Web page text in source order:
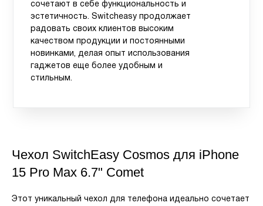
сочетают в себе функциональность и
эстетичность. Switcheasy продолжает
радовать своих клиентов высоким
качеством продукции и постоянными
новинками, делая опыт использования
гаджетов еще более удобным и
стильным.
Чехол SwitchEasy Cosmos для iPhone
15 Pro Max 6.7" Comet
Этот уникальный чехол для телефона идеально сочетает